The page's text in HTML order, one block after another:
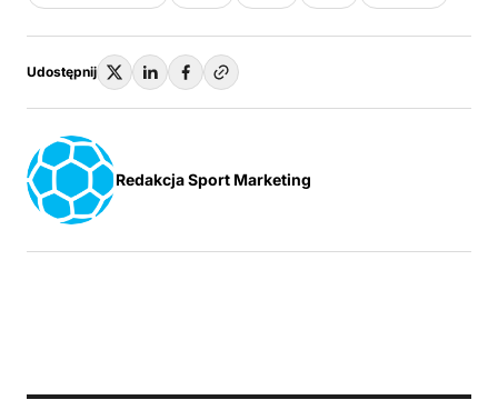
Udostępnij
Redakcja Sport Marketing